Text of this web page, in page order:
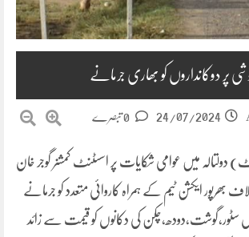
پر دوکانداروں کو بھاری جرمانے
24/07/2024
دولتالہ میں عوامی شکایات پر اسسٹنٹ کمشنر گوجر خان
بھرپور ایکشن ٹیم کے ہمراہ کاروائی متعدد کو جرمانے
سٹور،گوشت،دودھ،چکن کی دکانوں کو قیمت سے زائد